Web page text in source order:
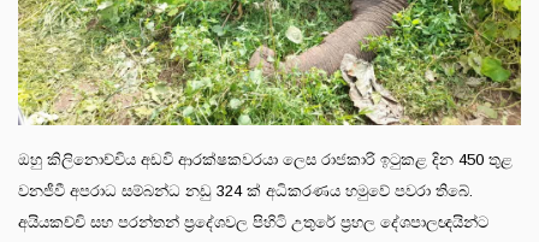
ඔහු කිලිනොච්චිය අඩවි ආරක්ෂකවරයා ලෙස රාජකාරි ඉටුකළ දින 450 තුළ
වනජීවී අපරාධ සම්බන්ධ නඩු 324 ක් අධිකරණය හමුවේ පවරා තිබේ.
අයියකච්චි සහ පරන්තන් ප්‍රදේශවල පිහිටි උතුරේ ප්‍රහල දේශපාලඥයින්ට